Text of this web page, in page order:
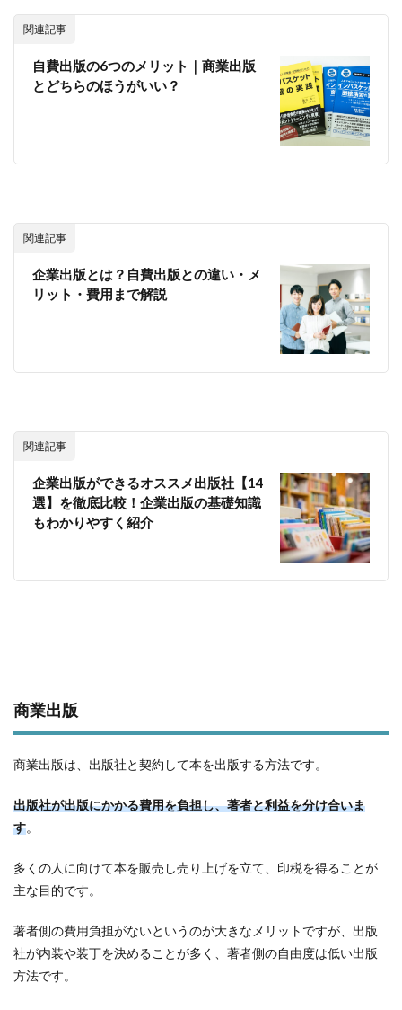
関連記事
自費出版の6つのメリット｜商業出版
とどちらのほうがいい？
関連記事
企業出版とは？自費出版との違い・メ
リット・費用まで解説
関連記事
企業出版ができるオススメ出版社【14
選】を徹底比較！企業出版の基礎知識
もわかりやすく紹介
商業出版
商業出版は、出版社と契約して本を出版する方法です。
出版社が出版にかかる費用を負担し、著者と利益を分け合いま
す。
多くの人に向けて本を販売し売り上げを立て、印税を得ることが
主な目的です。
著者側の費用負担がないというのが大きなメリットですが、出版
社が内装や装丁を決めることが多く、著者側の自由度は低い出版
方法です。